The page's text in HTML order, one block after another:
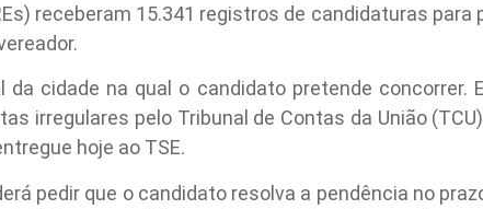
receberam 15.341 registros de candidaturas para
cidade na qual o candidato pretende concorrer.
irregulares pelo Tribunal de Contas da União
hoje ao TSE.
pedir que o candidato resolva a pendência no